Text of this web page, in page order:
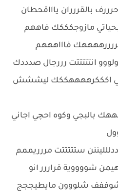
بالقررران ياااقحطان
بحياتي مازوجكككك فاههم
فاااهههم
انتتتتتت رررجال صدددك
اكككرههههككك ليششش
بالبجي وكوه احچي اجاني
ستتتتتت مررريممم
شووووية قراررر انو
شلووون مايطيججج